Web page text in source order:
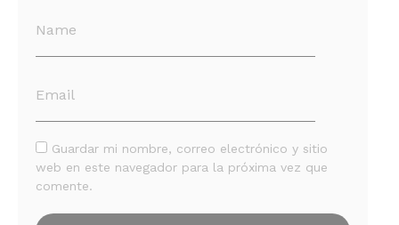
Guardar mi nombre, correo electrónico y sitio
web en este navegador para la próxima vez que
comente.